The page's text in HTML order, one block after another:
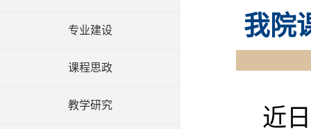
专业建设
课程思政
教学研究
我院
近